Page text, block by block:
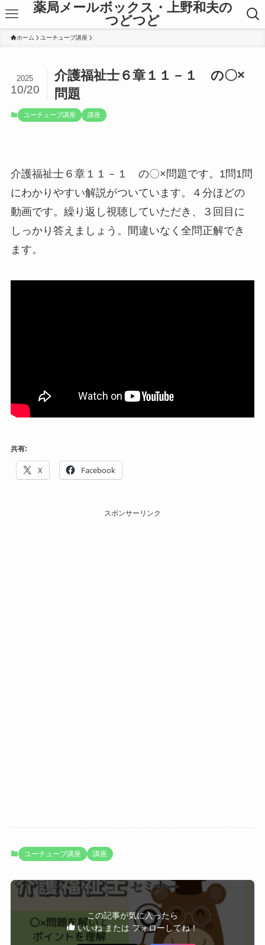
薬局メールボックス・上野和夫の
つどつど
ホーム ユーチューブ講座
介護福祉士６章１１－１ の〇×
問題
2025
10/20
ユーチューブ講座 講座
介護福祉士６章１１－１ の〇×問題です。1問1問
にわかりやすい解説がついています。４分ほどの
動画です。繰り返し視聴していただき、３回目に
しっかり答えましょう。間違いなく全問正解でき
ます。
共有:
X Facebook
スポンサーリンク
ユーチューブ講座 講座
この記事が気に入ったら
いいね または フォローしてね！